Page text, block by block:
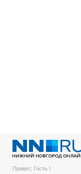
Привет, Гость !